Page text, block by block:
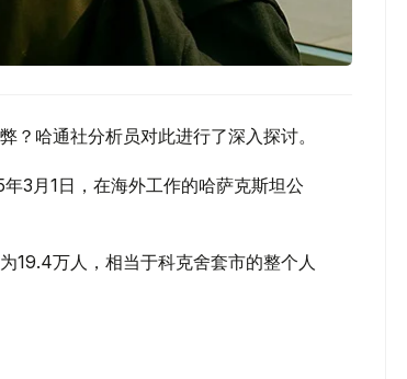
哈通社分析员对此进行了深入探讨。
3月1日，在海外工作的哈萨克斯坦公
19.4万人，相当于科克舍套市的整个人